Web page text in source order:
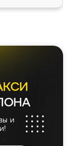
и